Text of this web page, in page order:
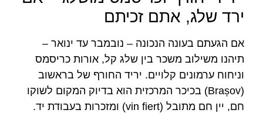
ירד שלג, אתם זכיתם
אם הגעתם בעונה הנכונה – נובמבר עד ינואר –
תיהנו משילוב משכר בין שלג קל, אורות כריסמס
וניחוח ערמונים קלויים. יריד החורף של בראשוב
(Brașov) בכיכר המרכזית הוא בדיוק המקום לשוקו
חם, יין חם מתובל (vin fiert) ומזכרות בעבודת יד.